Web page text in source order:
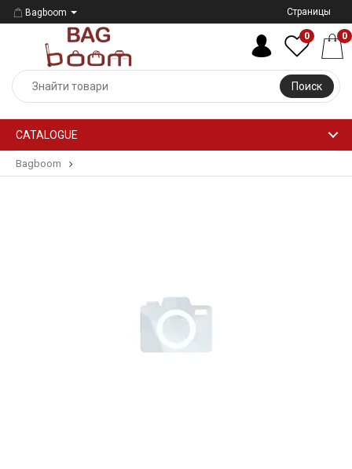
Bagboom Страницы
Поиск
0 0
CATALOGUE
Bagboom